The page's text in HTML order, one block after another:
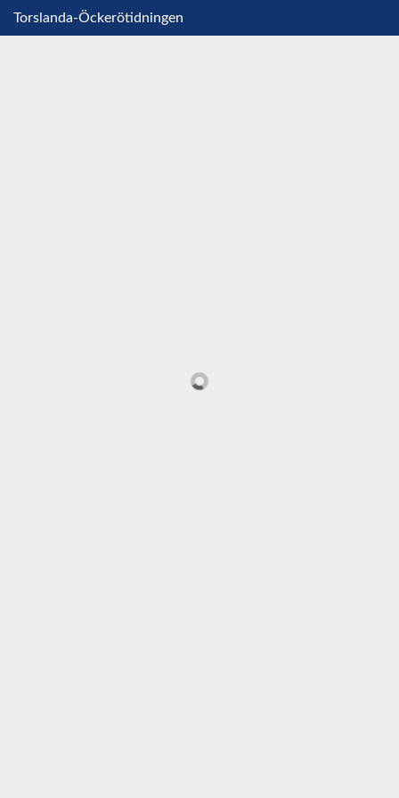
Torslanda-Öckerötidningen